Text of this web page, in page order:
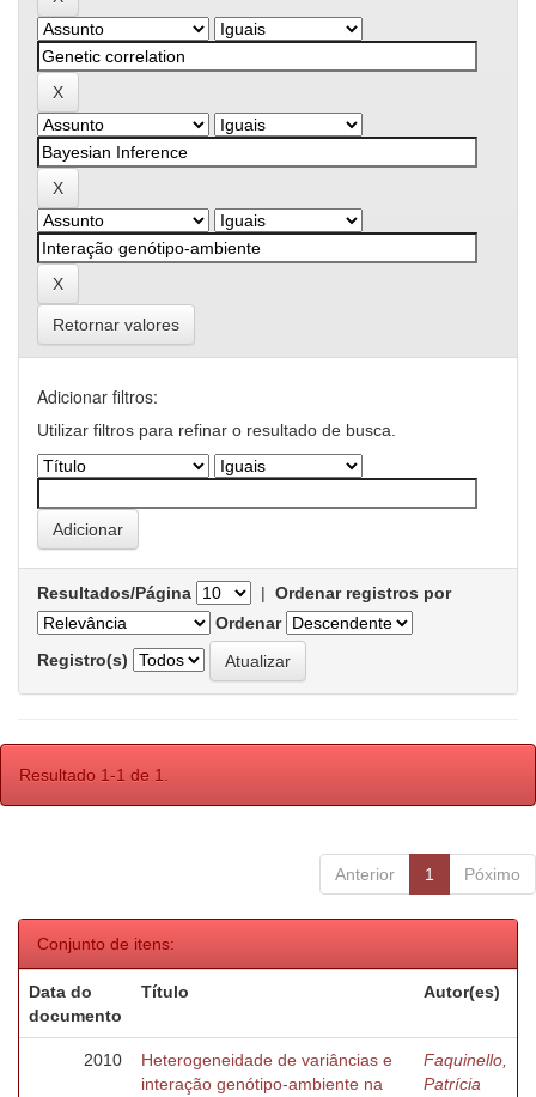
Retornar valores
Adicionar filtros:
Utilizar filtros para refinar o resultado de busca.
Resultados/Página | Ordenar registros por
Ordenar
Registro(s)
Resultado 1-1 de 1.
Anterior 1 Póximo
Conjunto de itens:
Data do
documento
Título Autor(es)
2010
Heterogeneidade de variâncias e
interação genótipo-ambiente na
Faquinello,
Patrícia